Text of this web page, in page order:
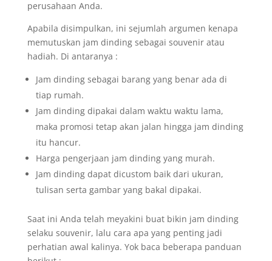
perusahaan Anda.
Apabila disimpulkan, ini sejumlah argumen kenapa
memutuskan jam dinding sebagai souvenir atau
hadiah. Di antaranya :
Jam dinding sebagai barang yang benar ada di
tiap rumah.
Jam dinding dipakai dalam waktu waktu lama,
maka promosi tetap akan jalan hingga jam dinding
itu hancur.
Harga pengerjaan jam dinding yang murah.
Jam dinding dapat dicustom baik dari ukuran,
tulisan serta gambar yang bakal dipakai.
Saat ini Anda telah meyakini buat bikin jam dinding
selaku souvenir, lalu cara apa yang penting jadi
perhatian awal kalinya. Yok baca beberapa panduan